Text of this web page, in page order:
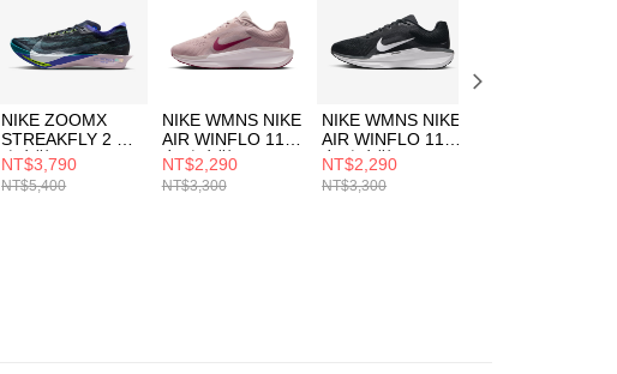
形，恩沛科技股份有限公司將有權停止該用戶之使用額度並採取法律行
動。
NIKE ZOOMX
STREAKFLY 2 男
跑步鞋
HF6416401
NT$3,790
NT$5,400
NIKE WMNS NIKE
AIR WINFLO 11
女 跑步鞋
FJ9510605
NT$2,290
NT$3,300
NIKE WMNS NIKE
AIR WINFLO 11
女 跑步鞋
FJ9510001
NT$2,290
NT$3,300